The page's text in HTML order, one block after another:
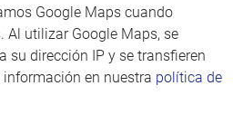
Google Maps cuando
Al utilizar Google Maps, se
su dirección IP y se transfieren
en nuestra política de